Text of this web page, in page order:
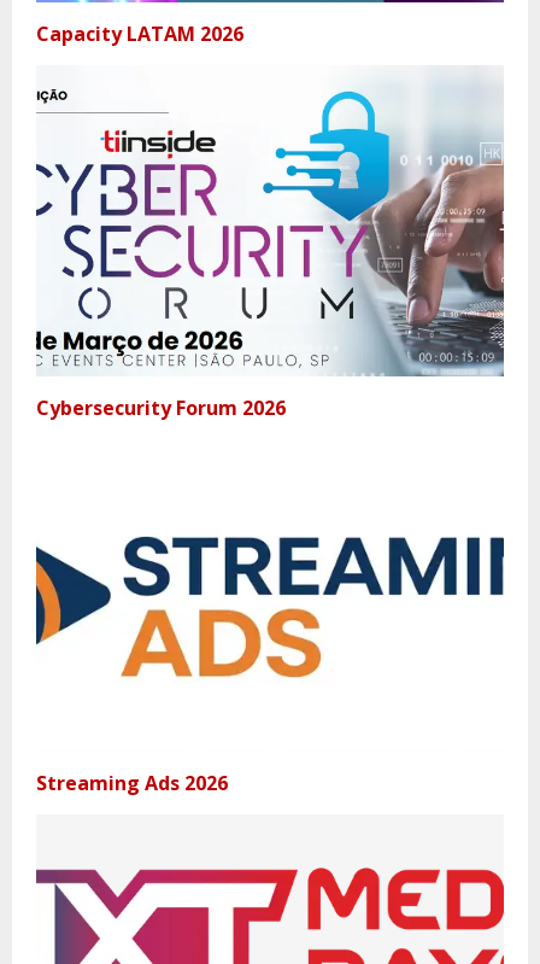
Capacity LATAM 2026
Cybersecurity Forum 2026
Streaming Ads 2026